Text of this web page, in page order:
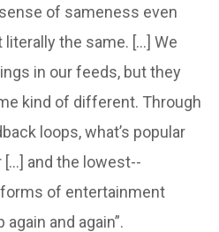
of sameness even
the same. […] We
in our feeds, but they
kind of different. Through
loops, what’s popular
[…] and the lowest-­
of entertainment
and again”.